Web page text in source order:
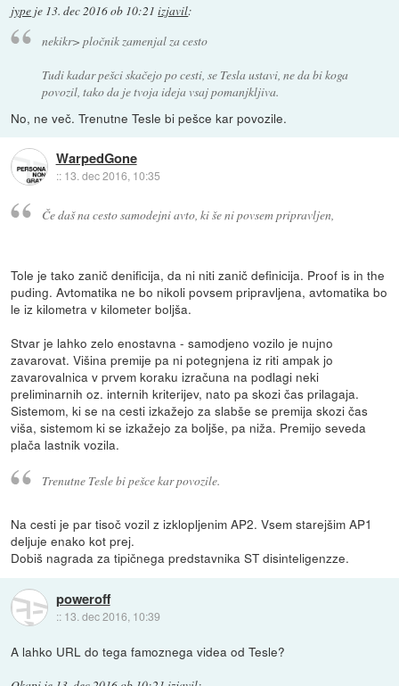
jype je 13. dec 2016 ob 10:21 izjavil:
nekikr> pločnik zamenjal za cesto
Tudi kadar pešci skačejo po cesti, se Tesla ustavi, ne da bi koga
povozil, tako da je tvoja ideja vsaj pomanjkljiva.
No, ne več. Trenutne Tesle bi pešce kar povozile.
WarpedGone
:: 13. dec 2016, 10:35
Če daš na cesto samodejni avto, ki še ni povsem pripravljen,
Tole je tako zanič denificija, da ni niti zanič definicija. Proof is in the
puding. Avtomatika ne bo nikoli povsem pripravljena, avtomatika bo
le iz kilometra v kilometer boljša.
Stvar je lahko zelo enostavna - samodjeno vozilo je nujno
zavarovat. Višina premije pa ni potegnjena iz riti ampak jo
zavarovalnica v prvem koraku izračuna na podlagi neki
preliminarnih oz. internih kriterijev, nato pa skozi čas prilagaja.
Sistemom, ki se na cesti izkažejo za slabše se premija skozi čas
viša, sistemom ki se izkažejo za boljše, pa niža. Premijo seveda
plača lastnik vozila.
Trenutne Tesle bi pešce kar povozile.
Na cesti je par tisoč vozil z izklopljenim AP2. Vsem starejšim AP1
deljuje enako kot prej.
Dobiš nagrada za tipičnega predstavnika ST disinteligenzze.
poweroff
:: 13. dec 2016, 10:39
A lahko URL do tega famoznega videa od Tesle?